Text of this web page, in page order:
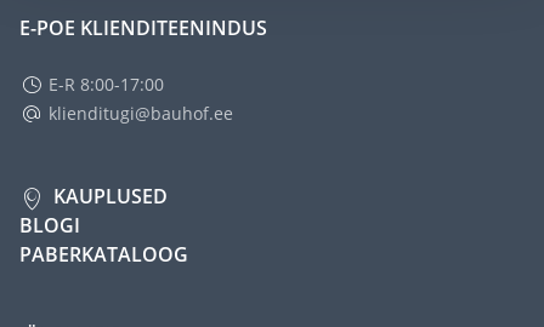
E-POE KLIENDITEENINDUS
E-R 8:00-17:00
klienditugi@bauhof.ee
KAUPLUSED
BLOGI
PABERKATALOOG